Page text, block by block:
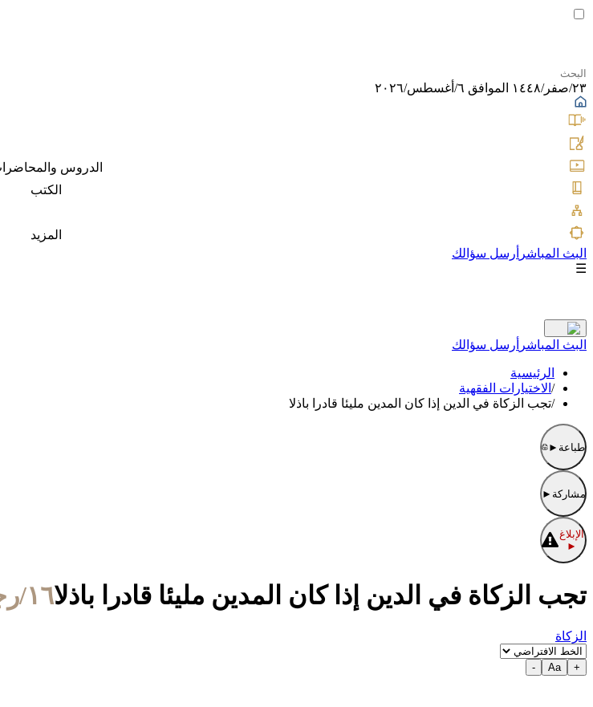
٢٣/صفر/١٤٤٨ الموافق ٦/أغسطس/٢٠٢٦
الدروس
الكتب
المزيد
البث المباشر أرسل سؤالك
☰
البث المباشر أرسل سؤالك
الرئيسية
/ الاختيارات الفقهية
/تجب الزكاة في الدين إذا كان المدين مليئا قادرا باذلا
طباعة ►
مشاركة ►
الإبلاغ
►
تجب الزكاة في الدين إذا كان المدين مليئا قادرا باذلا١٦/رجب/١٤٣٨ الموافق ١٣/أبريل/٢٠١٧
الزكاة
+
Aa
-